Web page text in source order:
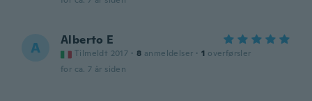
A Alberto E
Tilmeldt 2017 · 8 anmeldelser · 1 overførsler
for ca. 7 år siden